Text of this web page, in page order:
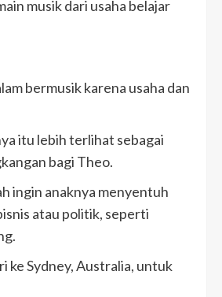
musik dari usaha belajar
bermusik karena usaha dan
itu lebih terlihat sebagai
bagi Theo.
ingin anaknya menyentuh
atau politik, seperti
ke Sydney, Australia, untuk